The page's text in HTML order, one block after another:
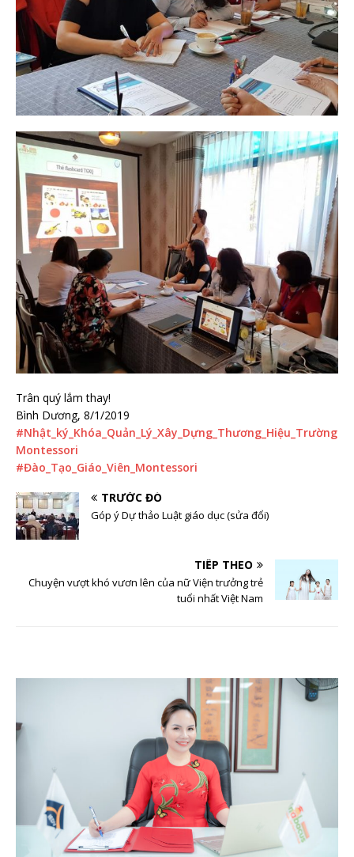
Trân quý lắm thay!
Bình Dương, 8/1/2019
#Nhật_ký_Khóa_Quản_Lý_Xây_Dựng_Thương_Hiệu_Trường
Montessori
#Đào_Tạo_Giáo_Viên_Montessori
TRƯỚC ĐÓ
Góp ý Dự thảo Luật giáo dục (sửa đổi)
TIẾP THEO
Chuyện vượt khó vươn lên của nữ Viện trưởng trẻ
tuổi nhất Việt Nam